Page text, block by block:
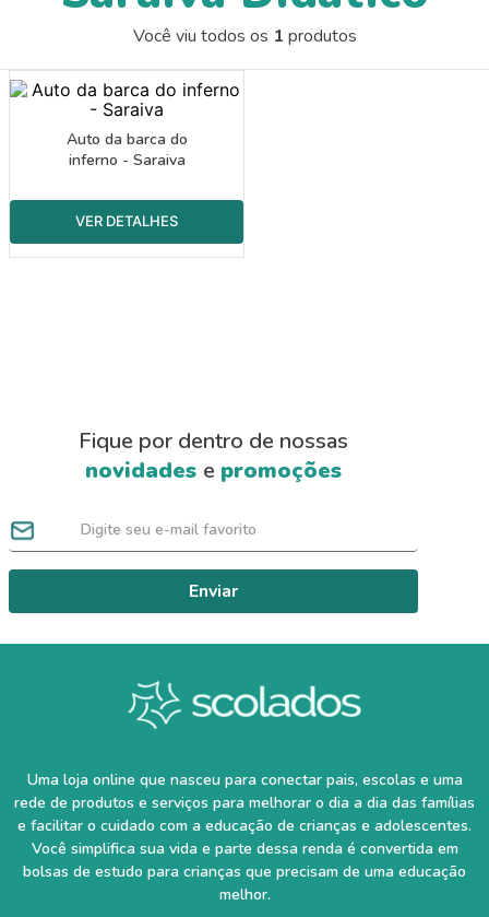
Você viu todos os 1 produtos
Auto da barca do
inferno - Saraiva
Fique por dentro de nossas
novidades e promoções
Enviar
Uma loja online que nasceu para conectar pais, escolas e uma
rede de produtos e serviços para melhorar o dia a dia das famílias
e facilitar o cuidado com a educação de crianças e adolescentes.
Você simplifica sua vida e parte dessa renda é convertida em
bolsas de estudo para crianças que precisam de uma educação
melhor.